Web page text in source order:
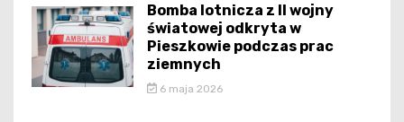
Bomba lotnicza z II wojny
światowej odkryta w
Pieszkowie podczas prac
ziemnych
6 maja 2026